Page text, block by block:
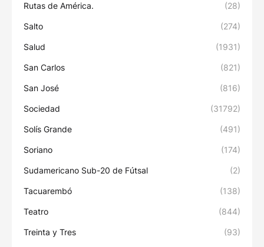
Rutas de América. (28)
Salto (274)
Salud (1931)
San Carlos (821)
San José (816)
Sociedad (31792)
Solís Grande (491)
Soriano (174)
Sudamericano Sub-20 de Fútsal (2)
Tacuarembó (138)
Teatro (844)
Treinta y Tres (93)